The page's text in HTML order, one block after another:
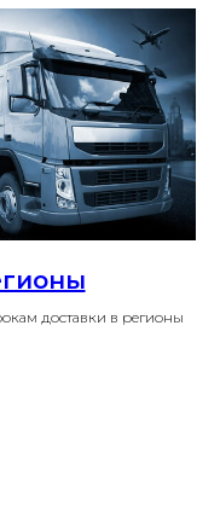
доставки в регионы